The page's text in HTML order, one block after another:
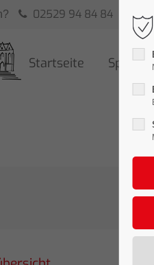
02529 94 84 84
Startseite